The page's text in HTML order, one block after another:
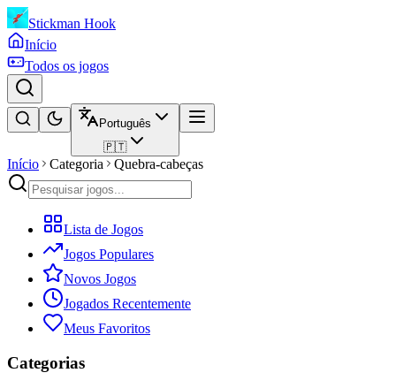
Stickman Hook
Início
Todos os jogos
Português
🇵🇹
Início Categoria Quebra-cabeças
Lista de Jogos
Jogos Populares
Novos Jogos
Jogados Recentemente
Meus Favoritos
Categorias